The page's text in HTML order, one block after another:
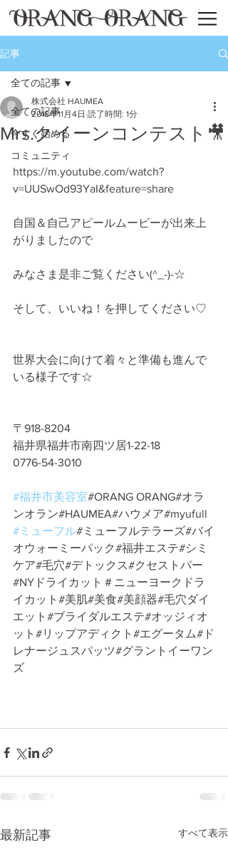
記事
全ての記事
今すぐ始める
コミュニティ
全ての記事
Mrs.クイーンコンテスト🎥
株式会社 HAUMEA
2018年11月4日 読了時間: 1分
https://m.youtube.com/watch?
v=UUSwOd93YaI&feature=share
自国＆自己アピールムービーが出来上
がりましたので
みなさま是非ご覧ください(^_-)-☆
そして、いいね！を押してください♡
世界大会に向けて着々と準備も進んで
いる様子です☆
〒918-8204
福井県福井市南四ツ居1-22-18
︎0776-54-3010
#福井市美容室#ORANG ORANG#オラ
ンオラン#HAUMEA#ハウメア#myufull
#ミューフル#ミューフルテラーズ#バイ
オウォーミーパック#福井エステ#シミ
ケア#毛穴#デトックス#クセストパー
#NYドライカット＃ニューヨークドラ
イカット#美肌#美食#美顔器#毛穴ダイ
エット#ブライダルエステ#オッジィオ
ット#リップアディクト#エグータム#ド
レナージュスパッツ#グラントイーワン
ズ
最新記事 すべて表示